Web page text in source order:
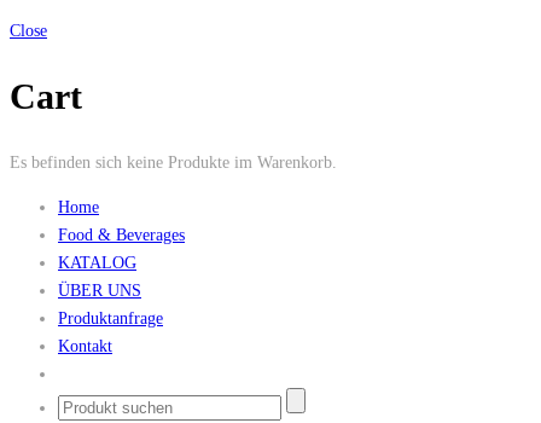
Close
Cart
Es befinden sich keine Produkte im Warenkorb.
Home
Food & Beverages
KATALOG
ÜBER UNS
Produktanfrage
Kontakt